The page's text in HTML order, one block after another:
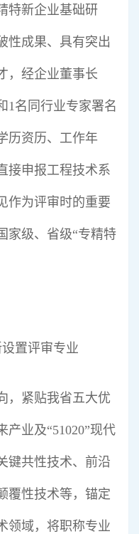
特新企业基础研
性成果、具有突出
，经企业董事长
1名同行业专家署名
历资历、工作年
接申报工程技术系
作为评审时的重要
家级、省级“专精特
置评审专业
，紧贴我省五大优
产业及“51020”现代
键共性技术、前沿
覆性技术等，锚定
领域，将职称专业